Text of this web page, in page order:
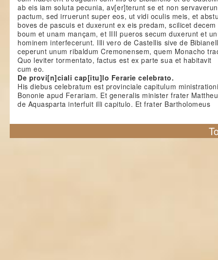
ab eis iam soluta pecunia, av[er]terunt se et non
pactum, sed irruerunt super eos, ut vidi oculis meis, et
boves de pascuis et duxerunt ex eis predam, scilicet
boum et unam mançam, et IIII pueros secum duxerunt et
hominem interfecerunt. Illi vero de Castellis sive de
ceperunt unum ribaldum Cremonensem, quem Monacho
Quo leviter tormentato, factus est ex parte sua et habitavit
cum eo.
De provi[n]ciali cap[itu]lo Ferarie celebrato.
His diebus celebratum est provinciale capitulum
Bononie apud Ferariam. Et generalis minister frater
de Aquasparta interfuit illi capitulo. Et frater Bartholomeus